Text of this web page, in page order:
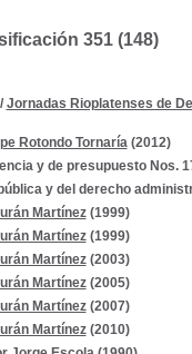
351 (148)
Jornadas Rioplatenses de
Rotondo Tornaría(2012)
y de presupuesto Nos.
y del derecho
Martínez(1999)
Martínez(1999)
Martínez(2003)
Martínez(2005)
Martínez(2007)
Martínez(2010)